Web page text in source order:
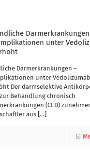
unter
Darmerkrankungen –
unter Vedolizumab
Der darmselektive
Behandlung chronisch
(CED)
aus […]